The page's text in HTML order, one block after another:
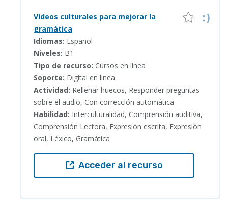
Vídeos culturales para mejorar la
gramática
Idiomas: Español
Niveles: B1
Tipo de recurso: Cursos en línea
Soporte: Digital en linea
Actividad: Rellenar huecos, Responder preguntas
sobre el audio, Con corrección automática
Habilidad: Interculturalidad, Comprensión auditiva,
Comprensión Lectora, Expresión escrita, Expresión
oral, Léxico, Gramática
Acceder al recurso